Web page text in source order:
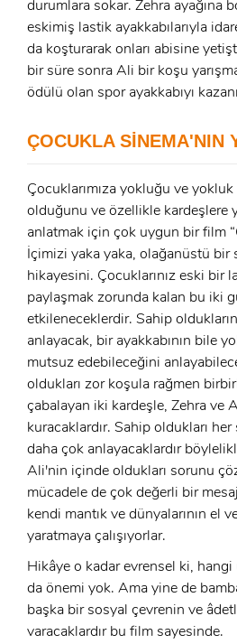
GIRIŞ
E-Posta:
Beni Hatırla
GIRIŞ
ÜYE
Ad Soyad:
E-Posta:
Şifre:
ÜYE OL
GIRIŞ
durumlara sokar. Zehra ayağına
eskimiş lastik ayakkabılarıyla
da koşturarak onları abisine
bir süre sonra Ali bir koşu
ödülü olan spor ayakkabıyı
ÇOCUKLA SİNEMA'NIN
Çocuklarımıza yokluğu ve
olduğunu ve özellikle kardeşlere
anlatmak için çok uygun bir film
İçimizi yaka yaka, olağanüstü bir
hikayesini. Çocuklarınız eski bir
paylaşmak zorunda kalan bu iki
etkileneceklerdir. Sahip
anlayacak, bir ayakkabının bile
mutsuz edebileceğini
oldukları zor koşula rağmen
çabalayan iki kardeşle, Zehra ve
kuracaklardır. Sahip oldukları
daha çok anlayacaklardır
Ali'nin içinde oldukları sorunu
mücadele de çok değerli bir
kendi mantık ve dünyalarının el
yaratmaya çalışıyorlar.
Hikâye o kadar evrensel ki,
da önemi yok. Ama yine de
başka bir sosyal çevrenin ve
varacaklardır bu film sayesinde.